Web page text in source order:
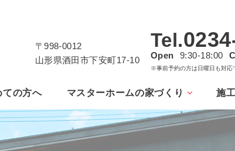
〒998-0012
山形県酒田市下安町17-10
Tel.
Open 9:30-18:00
※事前予約の方は日曜日も対応
ての方へ マスターホームの家づくり 施